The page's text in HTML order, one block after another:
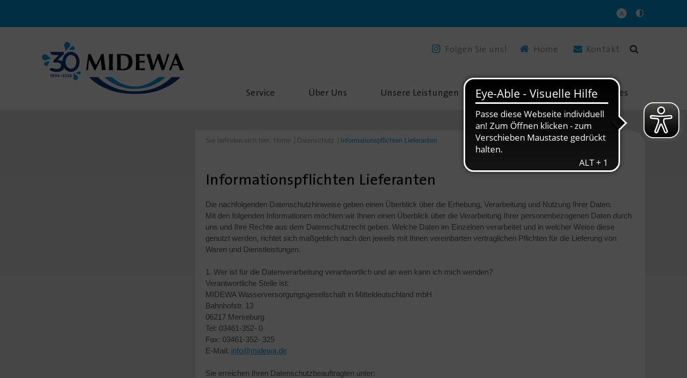
A
Folgen Sie uns! (Link öffnet einen neuen Tab)
Home Kontakt
Service Über Uns Unsere Leistungen Jobs & Karriere Aktuelles
Sie befinden sich hier: Home Datenschutz Informationspflichten Lieferanten
Informationspflichten Lieferanten
Die nachfolgenden Datenschutzhinweise geben einen Überblick über die Erhebung, Verarbeitung und Nutzung Ihrer Daten.
Mit den folgenden Informationen möchten wir Ihnen einen Überblick über die Verarbeitung Ihrer personenbezogenen Daten durch
uns und Ihre Rechte aus dem Datenschutzrecht geben. Welche Daten im Einzelnen verarbeitet und in welcher Weise diese
genutzt werden, richtet sich maßgeblich nach den jeweils mit Ihnen vereinbarten vertraglichen Pflichten für die Lieferung von
Waren und Dienstleistungen.
1. Wer ist für die Datenverarbeitung verantwortlich und an wen kann ich mich wenden?
Verantwortliche Stelle ist:
MIDEWA Wasserversorgungsgesellschaft in Mitteldeutschland mbH
Bahnhofstr. 13
06217 Merseburg
Tel: 03461-352- 0
Fax: 03461-352- 325
E-Mail: info@midewa.de
Sie erreichen Ihren Datenschutzbeauftragten unter: